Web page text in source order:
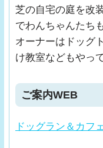
芝の自宅の庭を改
でわんちゃんたち
オーナーはドッグ
け教室などもやっ
ご案内WEB
ドッグラン＆カフ